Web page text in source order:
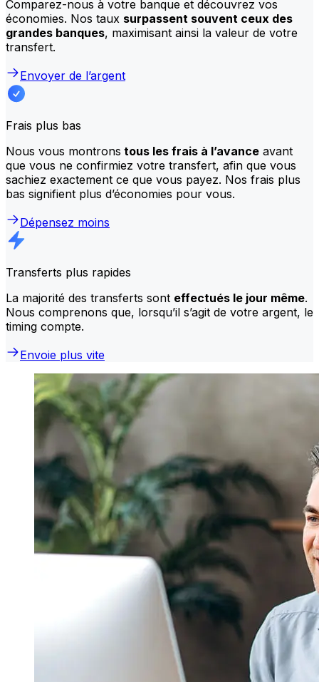
Comparez-nous à votre banque et découvrez vos
économies. Nos taux surpassent souvent ceux des
grandes banques, maximisant ainsi la valeur de votre
transfert.
Envoyer de l’argent
Frais plus bas
Nous vous montrons tous les frais à l’avance avant
que vous ne confirmiez votre transfert, afin que vous
sachiez exactement ce que vous payez. Nos frais plus
bas signifient plus d’économies pour vous.
Dépensez moins
Transferts plus rapides
La majorité des transferts sont effectués le jour même.
Nous comprenons que, lorsqu’il s’agit de votre argent, le
timing compte.
Envoie plus vite